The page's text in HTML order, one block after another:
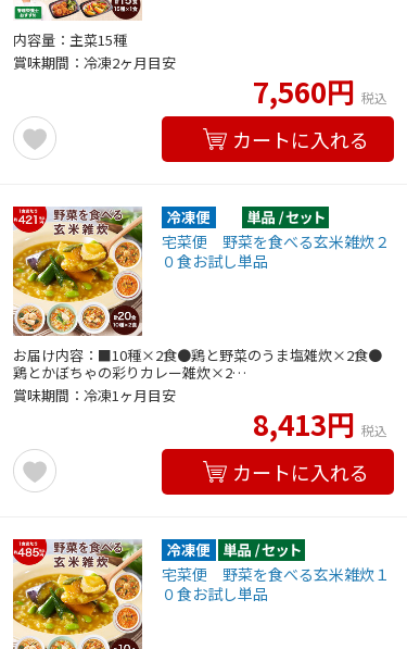
内容量：主菜15種
賞味期間：冷凍2ヶ月目安
7,560円 税込
カートに入れる
宅菜便 野菜を食べる玄米雑炊２
０食お試し単品
お届け内容：■10種×2食●鶏と野菜のうま塩雑炊×2食●
鶏とかぼちゃの彩りカレー雑炊×2…
賞味期間：冷凍1ヶ月目安
8,413円 税込
カートに入れる
宅菜便 野菜を食べる玄米雑炊１
０食お試し単品